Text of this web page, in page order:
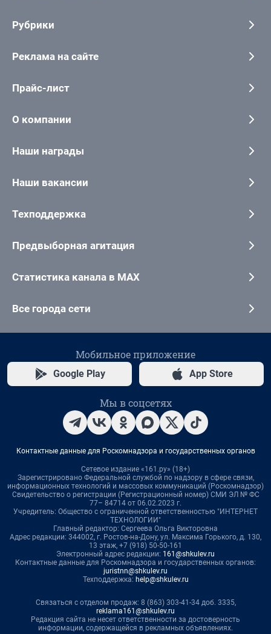
Рубрики
Реклама на сайте
Прайс-лист
О компании
Наши награды
Наши вакансии
Техподдержка
Предвыборная агитация
Статистика канала в MAX
Все города сети
Мобильное приложение
Google Play App Store
Мы в соцсетях
Контактные данные для Роскомнадзора и государственных органов
Сетевое издание «161.ру» (18+)
Зарегистрировано Федеральной службой по надзору в сфере связи,
информационных технологий и массовых коммуникаций (Роскомнадзор)
Свидетельство о регистрации (Регистрационный номер) СМИ ЭЛ № ФС
77– 84714 от 06.02.2023 г.
Учредитель: Общество с ограниченной ответственностью "ИНТЕРНЕТ
ТЕХНОЛОГИИ"
Главный редактор: Сергеева Ольга Викторовна
Адрес редакции: 344002, г. Ростов-на-Дону, ул. Максима Горького, д. 130,
13 этаж, +7 (918) 50-50-161
Электронный адрес редакции: 161@shkulev.ru
Контактные данные для Роскомнадзора и государственных органов:
juristnn@shkulev.ru
Техподдержка: help@shkulev.ru
Связаться с отделом продаж: 8 (863) 303-41-34 доб. 3335,
reklama161@shkulev.ru
Редакция сайта не несет ответственности за достоверность
информации, содержащейся в рекламных объявлениях.